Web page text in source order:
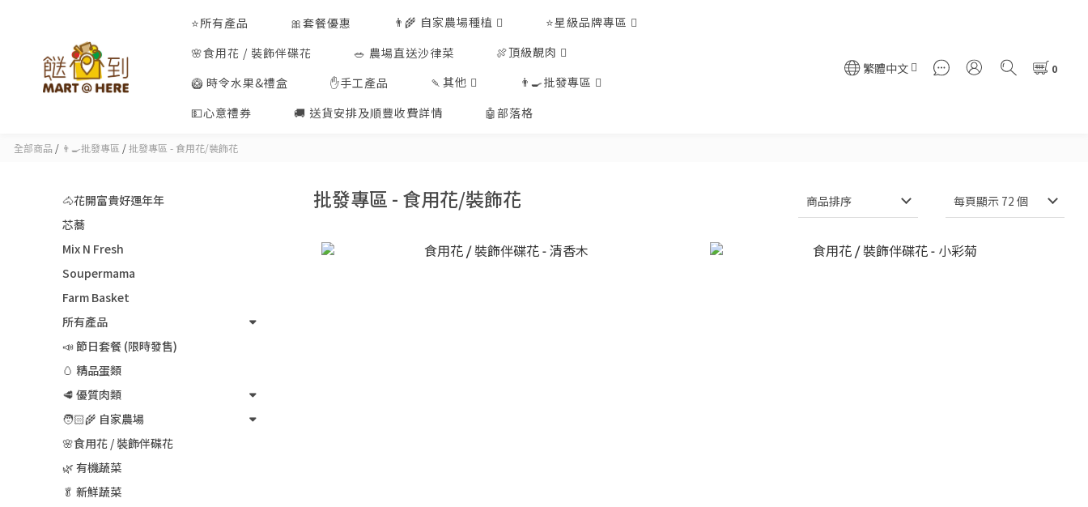
⭐所有產品 🎀套餐優惠 👨‍🌾 自家農場種植
⭐星級品牌專區
🌸食用花 / 裝飾伴碟花
🥗 農場直送沙律菜
🍖頂級靚肉
🥝 時令水果&禮盒
✋手工產品 🍡其他
👨‍🍳批發專區
💵心意禮券
🚚 送貨安排及順豐收費詳情 🤖部落格
繁體中文
全部商品 / 👨‍🍳批發專區 /批發專區 - 食用花/裝飾花
🐴花開富貴好運年年
芯蕎
Mix N Fresh
Soupermama
Farm Basket
所有產品
📣 節日套餐 (限時發售)
🥚 精品蛋類
🥩 優質肉類
🧑🏻‍🌾 自家農場
🌸食用花 / 裝飾伴碟花
🌿 有機蔬菜
🥬 新鮮蔬菜
批發專區 - 食用花/裝飾花 商品排序 每頁顯示 72 個